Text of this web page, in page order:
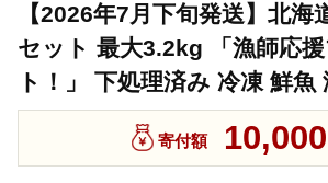
【2026年7月下旬発送】北海
セット 最大3.2kg 「漁師応
ト！」 下処理済み 冷凍 鮮魚
寄付額